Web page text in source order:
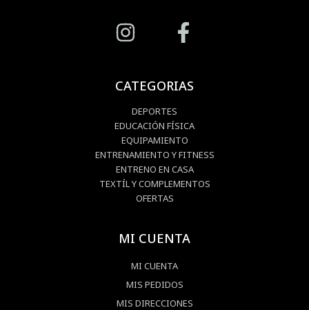
CATEGORIAS
DEPORTES
EDUCACIÓN FÍSICA
EQUIPAMIENTO
ENTRENAMIENTO Y FITNESS
ENTRENO EN CASA
TEXTÍL Y COMPLEMENTOS
OFERTAS
MI CUENTA
MI CUENTA
MIS PEDIDOS
MIS DIRECCIONES